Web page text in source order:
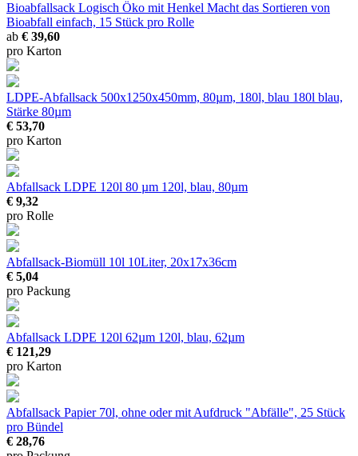
Bioabfallsack Logisch Öko mit Henkel Macht das Sortieren von
Bioabfall einfach, 15 Stück pro Rolle
ab € 39,60
pro Karton
LDPE-Abfallsack 500x1250x450mm, 80µm, 180l, blau 180l blau,
Stärke 80µm
€ 53,70
pro Karton
Abfallsack LDPE 120l 80 µm 120l, blau, 80µm
€ 9,32
pro Rolle
Abfallsack-Biomüll 10l 10Liter, 20x17x36cm
€ 5,04
pro Packung
Abfallsack LDPE 120l 62µm 120l, blau, 62µm
€ 121,29
pro Karton
Abfallsack Papier 70l, ohne oder mit Aufdruck "Abfälle", 25 Stück
pro Bündel
€ 28,76